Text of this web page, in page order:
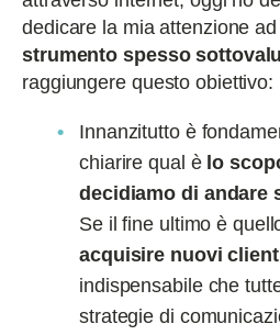
dedicare la mia attenzione
strumento spesso
raggiungere questo obiettivo:
Innanzitutto è
chiarire qual è lo
decidiamo di andare
Se il fine ultimo è
acquisire nuovi
indispensabile che
strategie di